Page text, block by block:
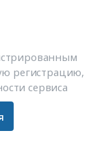
регистрацию,
сервиса